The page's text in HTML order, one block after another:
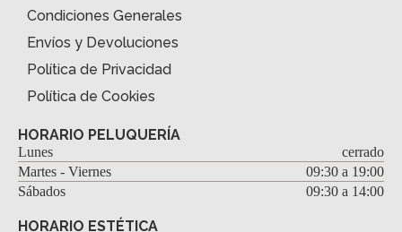
Condiciones Generales
Envíos y Devoluciones
Política de Privacidad
Política de Cookies
HORARIO PELUQUERÍA
Lunes
cerrado
Martes - Viernes
09:30 a 19:00
Sábados
09:30 a 14:00
HORARIO ESTÉTICA